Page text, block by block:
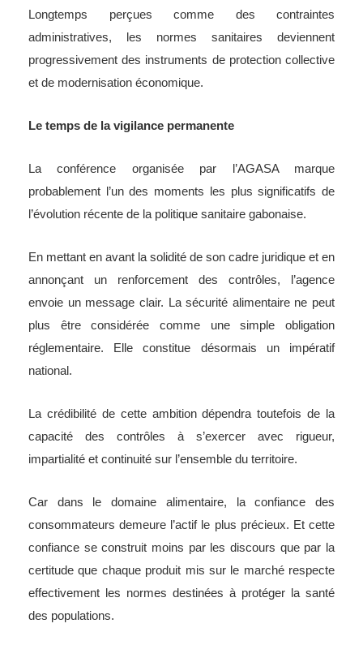
Longtemps perçues comme des contraintes
administratives, les normes sanitaires deviennent
progressivement des instruments de protection collective
et de modernisation économique.
Le temps de la vigilance permanente
La conférence organisée par l’AGASA marque
probablement l’un des moments les plus significatifs de
l’évolution récente de la politique sanitaire gabonaise.
En mettant en avant la solidité de son cadre juridique et en
annonçant un renforcement des contrôles, l’agence
envoie un message clair. La sécurité alimentaire ne peut
plus être considérée comme une simple obligation
réglementaire. Elle constitue désormais un impératif
national.
La crédibilité de cette ambition dépendra toutefois de la
capacité des contrôles à s’exercer avec rigueur,
impartialité et continuité sur l’ensemble du territoire.
Car dans le domaine alimentaire, la confiance des
consommateurs demeure l’actif le plus précieux. Et cette
confiance se construit moins par les discours que par la
certitude que chaque produit mis sur le marché respecte
effectivement les normes destinées à protéger la santé
des populations.